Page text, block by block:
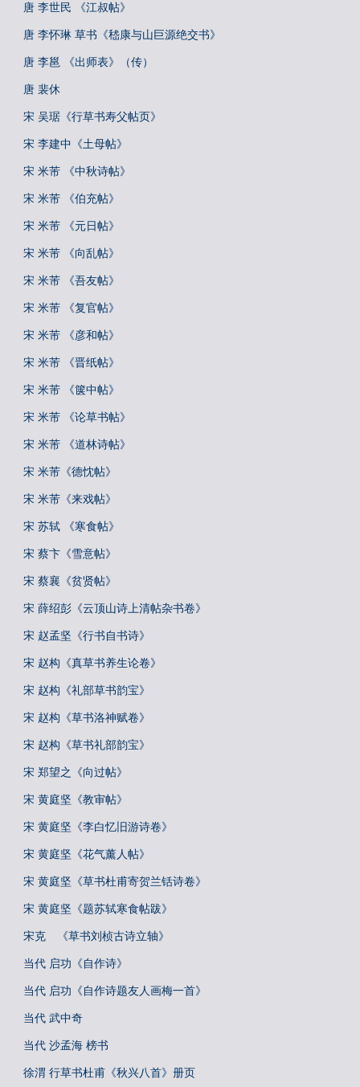
唐 李世民 《江叔帖》
唐 李怀琳 草书《嵇康与山巨源绝交书》
唐 李邕 《出师表》（传）
唐 裴休
宋 吴琚《行草书寿父帖页》
宋 李建中《土母帖》
宋 米芾 《中秋诗帖》
宋 米芾 《伯充帖》
宋 米芾 《元日帖》
宋 米芾 《向乱帖》
宋 米芾 《吾友帖》
宋 米芾 《复官帖》
宋 米芾 《彦和帖》
宋 米芾 《晋纸帖》
宋 米芾 《箧中帖》
宋 米芾 《论草书帖》
宋 米芾 《道林诗帖》
宋 米芾《德忱帖》
宋 米芾《来戏帖》
宋 苏轼 《寒食帖》
宋 蔡卞《雪意帖》
宋 蔡襄《贫贤帖》
宋 薛绍彭《云顶山诗上清帖杂书卷》
宋 赵孟坚《行书自书诗》
宋 赵构《真草书养生论卷》
宋 赵构《礼部草书韵宝》
宋 赵构《草书洛神赋卷》
宋 赵构《草书礼部韵宝》
宋 郑望之《向过帖》
宋 黄庭坚《教审帖》
宋 黄庭坚《李白忆旧游诗卷》
宋 黄庭坚《花气薰人帖》
宋 黄庭坚《草书杜甫寄贺兰铦诗卷》
宋 黄庭坚《题苏轼寒食帖跋》
宋克 《草书刘桢古诗立轴》
当代 启功《自作诗》
当代 启功《自作诗题友人画梅一首》
当代 武中奇
当代 沙孟海 榜书
徐渭 行草书杜甫《秋兴八首》册页